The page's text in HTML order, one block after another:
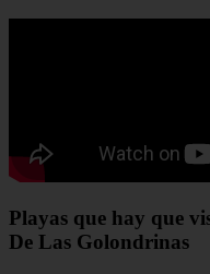
Playas que hay que
De Las Golondrinas